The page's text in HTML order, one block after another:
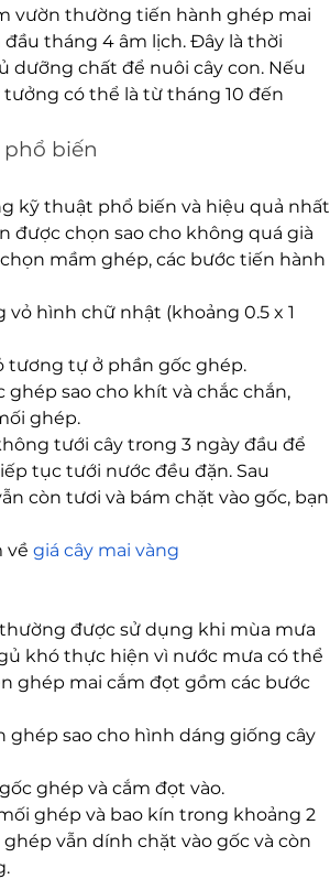
vườn thường tiến hành ghép mai
tháng 4 âm lịch. Đây là thời
dưỡng chất để nuôi cây con. Nếu
có thể là từ tháng 10 đến
biến
kỹ thuật phổ biến và hiệu quả nhất
được chọn sao cho không quá già
mầm ghép, các bước tiến hành
hình chữ nhật (khoảng 0.5 x 1
tương tự ở phần gốc ghép.
ghép sao cho khít và chắc chắn,
ghép.
tưới cây trong 3 ngày đầu để
tục tưới nước đều đặn. Sau
còn tươi và bám chặt vào gốc, bạn
về giá cây mai vàng
được sử dụng khi mùa mưa
khó thực hiện vì nước mưa có thể
ghép mai cắm đọt gồm các bước
ghép sao cho hình dáng giống cây
ghép và cắm đọt vào.
ghép và bao kín trong khoảng 2
vẫn dính chặt vào gốc và còn